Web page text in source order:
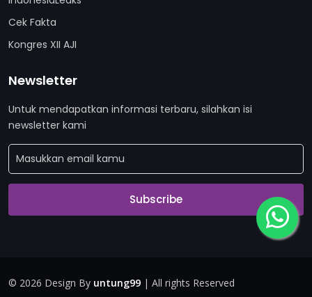
Cek Fakta
Kongres XII AJI
Newsletter
Untuk mendapatkan informasi terbaru, silahkan isi
newsletter kami
Subscribe
© 2026 Design By untung99 | All rights Reserved